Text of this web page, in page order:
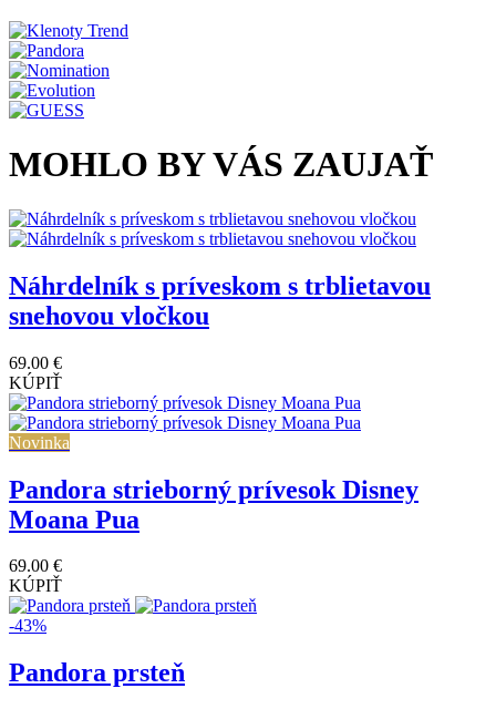
MOHLO BY VÁS ZAUJAŤ
Náhrdelník s príveskom s trblietavou
snehovou vločkou
69.00 €
KÚPIŤ
Novinka
Pandora strieborný prívesok Disney
Moana Pua
69.00 €
KÚPIŤ
-43%
Pandora prsteň